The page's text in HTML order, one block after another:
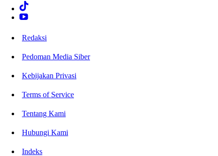
Redaksi
Pedoman Media Siber
Kebijakan Privasi
Terms of Service
Tentang Kami
Hubungi Kami
Indeks